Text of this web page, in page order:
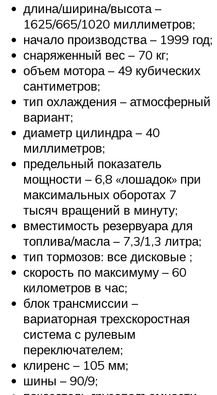
длина/ширина/высота –
1625/665/1020 миллиметров;
начало производства – 1999 год;
снаряженный вес – 70 кг;
объем мотора – 49 кубических
сантиметров;
тип охлаждения – атмосферный
вариант;
диаметр цилиндра – 40
миллиметров;
предельный показатель
мощности – 6,8 «лошадок» при
максимальных оборотах 7
тысяч вращений в минуту;
вместимость резервуара для
топлива/масла – 7,3/1,3 литра;
тип тормозов: все дисковые ;
скорость по максимуму – 60
километров в час;
блок трансмиссии –
вариаторная трехскоростная
система с рулевым
переключателем;
клиренс – 105 мм;
шины – 90/9;